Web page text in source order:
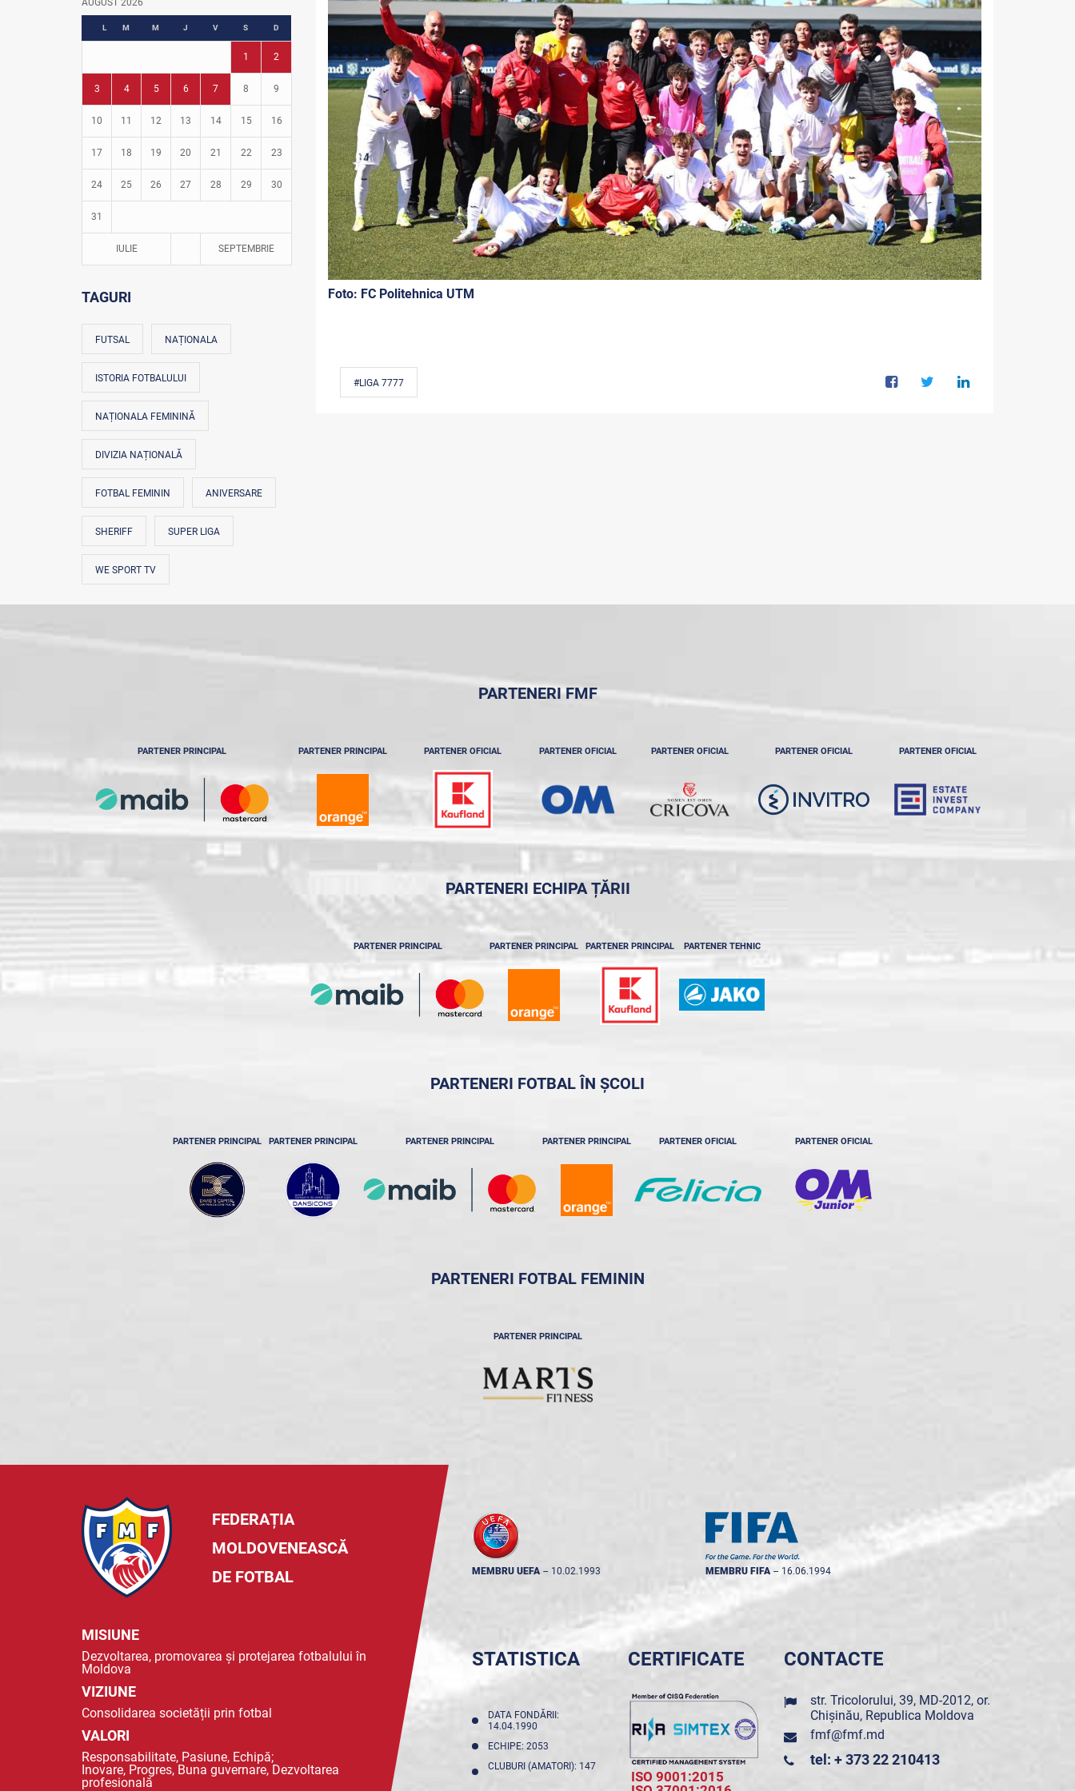
Fotbal în grădinițe
AUGUST 2026
L M M J V S D
1 2
3 4 5 6 7 8 9
10 11 12 13 14 15 16
17 18 19 20 21 22 23
24 25 26 27 28 29 30
31
IULIE SEPTEMBRIE
TAGURI
FUTSAL NAȚIONALA
ISTORIA FOTBALULUI
NAȚIONALA FEMININĂ
DIVIZIA NAȚIONALĂ
FOTBAL FEMININ ANIVERSARE
SHERIFF SUPER LIGA
WE SPORT TV
Foto: FC Politehnica UTM
#LIGA 7777
PARTENERI FMF
PARTENER PRINCIPAL PARTENER PRINCIPAL PARTENER OFICIAL PARTENER OFICIAL PARTENER OFICIAL PARTENER OFICIAL PARTENER OFICIAL
PARTENERI ECHIPA ȚĂRII
PARTENER PRINCIPAL PARTENER PRINCIPAL PARTENER PRINCIPAL PARTENER TEHNIC
PARTENERI FOTBAL ÎN ȘCOLI
PARTENER PRINCIPAL PARTENER PRINCIPAL PARTENER PRINCIPAL PARTENER PRINCIPAL PARTENER OFICIAL PARTENER OFICIAL
PARTENERI FOTBAL FEMININ
PARTENER PRINCIPAL
FEDERAȚIA
MOLDOVENEASCĂ
DE FOTBAL
MISIUNE
Dezvoltarea, promovarea și protejarea fotbalului în
Moldova
VIZIUNE
Consolidarea societății prin fotbal
VALORI
Responsabilitate, Pasiune, Echipă;
Inovare, Progres, Buna guvernare, Dezvoltarea
profesională
MEMBRU UEFA -- 10.02.1993 MEMBRU FIFA -- 16.06.1994
STATISTICA
DATA FONDĂRII:
14.04.1990
ECHIPE: 2053
CLUBURI (AMATORI): 147
CERTIFICATE
ISO 9001:2015
CONTACTE
str. Tricolorului, 39, MD-2012, or.
Chișinău, Republica Moldova
fmf@fmf.md
tel: + 373 22 210413